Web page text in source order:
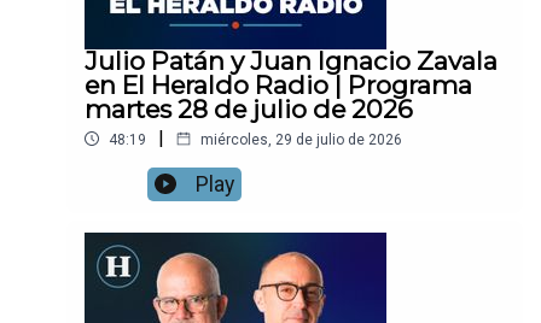
Julio Patán y Juan Ignacio Zavala
en El Heraldo Radio | Programa
martes 28 de julio de 2026
48:19 | miércoles, 29 de julio de 2026
Play